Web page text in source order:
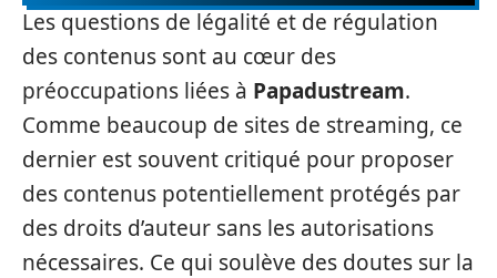
Les questions de légalité et de régulation
des contenus sont au cœur des
préoccupations liées à Papadustream.
Comme beaucoup de sites de streaming, ce
dernier est souvent critiqué pour proposer
des contenus potentiellement protégés par
des droits d’auteur sans les autorisations
nécessaires. Ce qui soulève des doutes sur la